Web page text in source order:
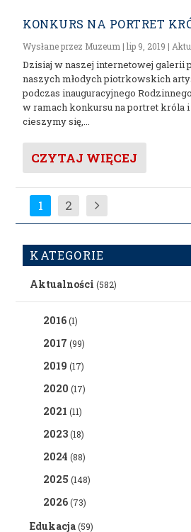
KONKURS NA PORTRET
Wysłane przez Muzeum |lip 9, 2019 |
Dzisiaj w naszej internetowej galerii
naszych młodych piotrkowskich
podczas inauguracyjnego
w ramach konkursu na portret króla
cieszymy się,...
CZYTAJ WIĘCEJ
1 2
KATEGORIE
Aktualności (582)
2016(1)
2017 (99)
2019 (17)
2020 (17)
2021 (11)
2023(18)
2024 (88)
2025 (148)
2026(73)
Edukacja(59)